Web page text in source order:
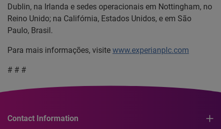
Dublin, na Irlanda e sedes operacionais em Nottingham, no
Reino Unido; na Califórnia, Estados Unidos, e em São
Paulo, Brasil.
Para mais informações, visite www.experianplc.com
# # #
Contact Information